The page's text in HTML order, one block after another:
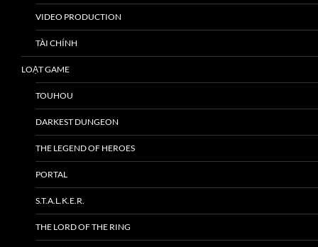
VIDEO PRODUCTION
TÀI CHÍNH
LOẠT GAME
TOUHOU
DARKEST DUNGEON
THE LEGEND OF HEROES
PORTAL
S.T.A.L.K.E.R.
THE LORD OF THE RING